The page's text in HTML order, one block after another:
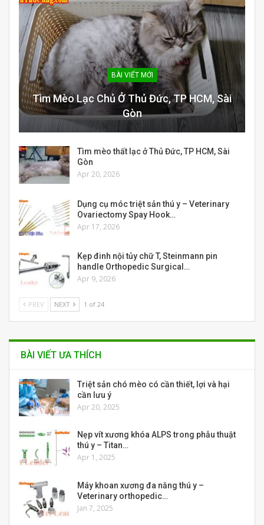
BÀI VIẾT MỚI
Tìm Mèo Lạc Chủ Ở Thủ Đức, TP HCM, Sài
Gòn
Tìm mèo thất lạc ở Thủ Đức, TP HCM, Sài
Gòn
Apr 20, 2026
Dụng cụ móc triệt sản thú y – Veterinary
Ovariectomy Spay Hook…
Apr 17, 2026
Kẹp đinh nội tủy chữ T, Steinmann pin
handle Orthopedic Surgical…
Apr 9, 2026
PREV NEXT 1 of 24
BÀI VIẾT ƯA THÍCH
Triệt sản chó mèo có cần thiết, lợi và hại
cần lưu ý
Apr 20, 2025
Nẹp vít xương khóa ALPS trong phẫu thuật
thú y – Titan…
Apr 1, 2025
Máy khoan xương đa năng thú y –
Veterinary orthopedic…
Jan 7, 2025